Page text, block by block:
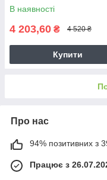
В наявності
4 203,60 ₴ 4 520 ₴
Купити
Про нас
94% позитивних з 39
Працює з